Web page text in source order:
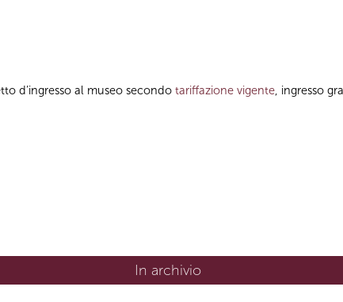
d’ingresso al museo secondo tariffazione vigente, ingresso
In archivio